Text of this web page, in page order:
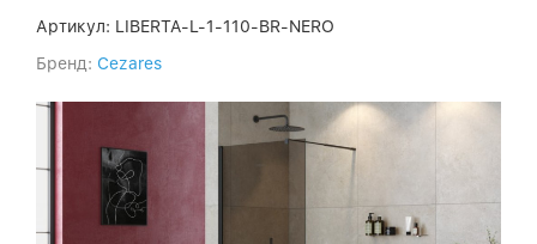
Артикул: LIBERTA-L-1-110-BR-NERO
Бренд: Cezares